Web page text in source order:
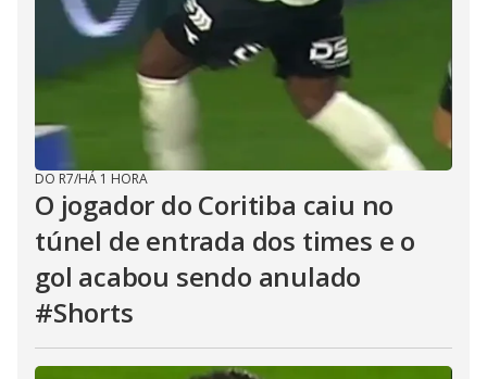
DO R7/HÁ 1 HORA
O jogador do Coritiba caiu no
túnel de entrada dos times e o
gol acabou sendo anulado
#Shorts